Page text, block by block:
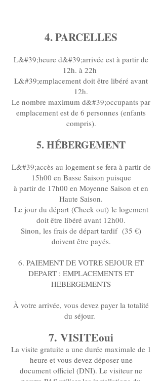
4. PARCELLES
L&#39;heure d&#39;arrivée est à partir de
12h. à 22h
L&#39;emplacement doit être libéré avant
12h.
Le nombre maximum d&#39;occupants par
emplacement est de 6 personnes (enfants
compris).
5. HÉBERGEMENT
L&#39;accès au logement se fera à partir de
15h00 en Basse Saison puisque
à partir de 17h00 en Moyenne Saison et en
Haute Saison.
Le jour du départ (Check out) le logement
doit être libéré avant 12h00.
Sinon, les frais de départ tardif (35 €)
doivent être payés.
6. PAIEMENT DE VOTRE SEJOUR ET
DEPART : EMPLACEMENTS ET
HEBERGEMENTS
À votre arrivée, vous devez payer la totalité
du séjour.
7. VISITEoui
La visite gratuite a une durée maximale de 1
heure et vous devez déposer une
document officiel (DNI). Le visiteur ne